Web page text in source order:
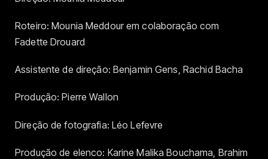
Roteiro: Mounia Meddour em colaboração com
Fadette Drouard
Assistente de direção: Benjamin Gens, Rachid Bacha
Produção: Pierre Wallon
Direção de fotografia: Léo Lefevre
Produção de elenco: Karine Malika Bouchama, Brahim